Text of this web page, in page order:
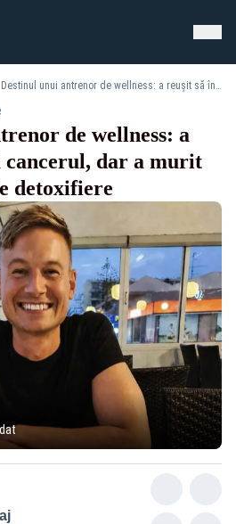
Destinul unui antrenor de wellness: a reușit să învingă cancerul, dar a murit după un ritual de detoxifiere
de wellness: a
cancerul, dar a murit
detoxifiere